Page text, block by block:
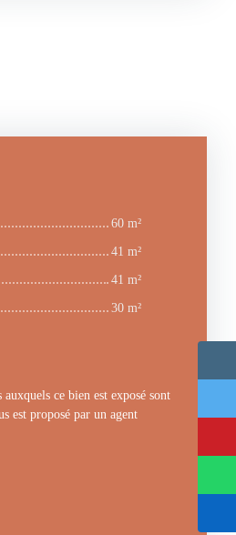
60 m²
41 m²
41 m²
30 m²
ce bien est exposé sont
est proposé par un agent